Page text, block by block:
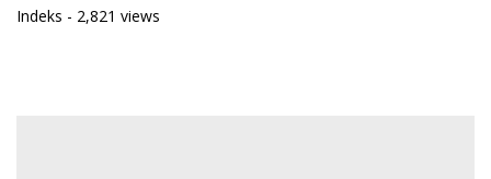
Indeks - 2,821 views